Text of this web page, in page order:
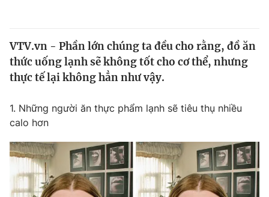
Thế giới
Tin tức
Câu chuyện quốc tế
Kinh tế
Tài chính
Góc doanh nghiệp
Dữ liệu và đời sống
Truyền hình
Phim VTV
Giải trí
VTV.vn - Phần lớn chúng ta đều cho rằng, đồ ăn
thức uống lạnh sẽ không tốt cho cơ thể, nhưng
thực tế lại không hẳn như vậy.
1. Những người ăn thực phẩm lạnh sẽ tiêu thụ nhiều
calo hơn